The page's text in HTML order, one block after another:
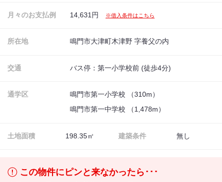
月々のお支払例 14,631円 ※借入条件はこちら
所在地 鳴門市大津町木津野 字養父の内
交通 バス停：第一小学校前 (徒歩4分)
通学区
鳴門市第一小学校 （310m）
鳴門市第一中学校 （1,478m）
土地面積 198.35㎡ 建築条件 無し
この物件にピンと来なかったら･･･